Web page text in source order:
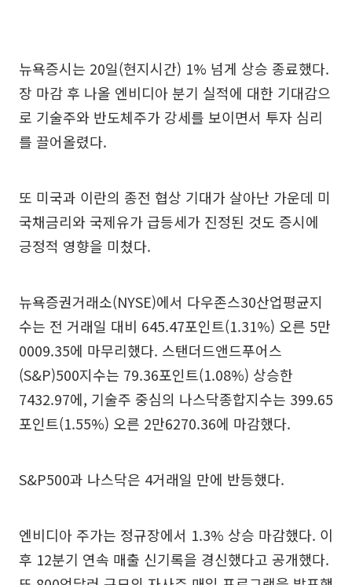
뉴욕증시는 20일(현지시간) 1% 넘게 상승 종료했다.
장 마감 후 나올 엔비디아 분기 실적에 대한 기대감으
로 기술주와 반도체주가 강세를 보이면서 투자 심리
를 끌어올렸다.
또 미국과 이란의 종전 협상 기대가 살아난 가운데 미
국채금리와 국제유가 급등세가 진정된 것도 증시에
긍정적 영향을 미쳤다.
뉴욕증권거래소(NYSE)에서 다우존스30산업평균지
수는 전 거래일 대비 645.47포인트(1.31%) 오른 5만
0009.35에 마무리했다. 스탠더드앤드푸어스
(S&P)500지수는 79.36포인트(1.08%) 상승한
7432.97에, 기술주 중심의 나스닥종합지수는 399.65
포인트(1.55%) 오른 2만6270.36에 마감했다.
S&P500과 나스닥은 4거래일 만에 반등했다.
엔비디아 주가는 정규장에서 1.3% 상승 마감했다. 이
후 12분기 연속 매출 신기록을 경신했다고 공개했다.